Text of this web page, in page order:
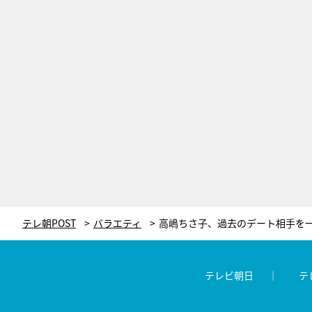
テレ朝POST バラエティ
テレビ朝日 テ